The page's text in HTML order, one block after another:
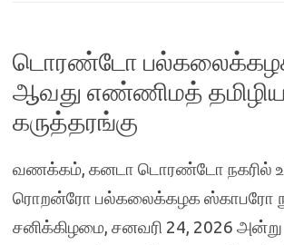
டொரண்டோ
ஆவது எண்ணிமத்
கருத்தரங்கு
வணக்கம், கனடா டொரண்டோ நகரில்
ரொறன்ரோ பல்கலைக்கழக ஸ்காபரோ
சனிக்கிழமை, சனவரி 24, 2026 அன்று